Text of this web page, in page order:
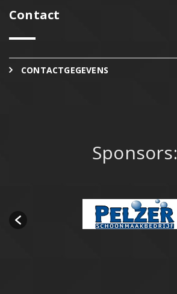
Contact
CONTACTGEGEVENS
Sponsors: